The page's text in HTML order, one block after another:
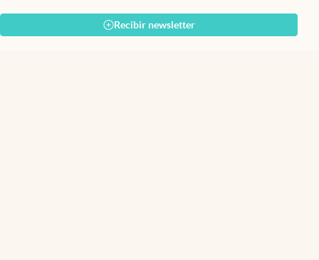
Recibir newsletter